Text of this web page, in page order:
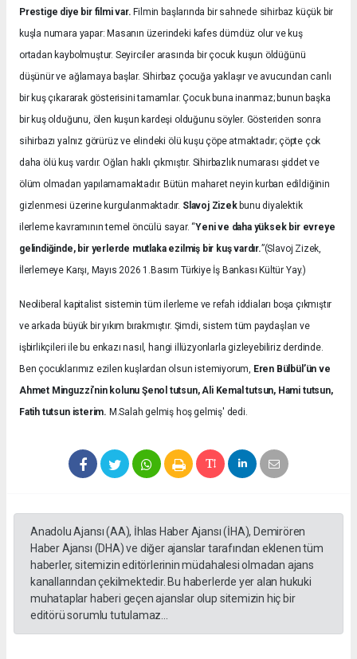
Prestige diye bir filmi var. Filmin başlarında bir sahnede sihirbaz küçük bir
kuşla numara yapar: Masanın üzerindeki kafes dümdüz olur ve kuş
ortadan kaybolmuştur. Seyirciler arasında bir çocuk kuşun öldüğünü
düşünür ve ağlamaya başlar. Sihirbaz çocuğa yaklaşır ve avucundan canlı
bir kuş çıkararak gösterisini tamamlar. Çocuk buna inanmaz; bunun başka
bir kuş olduğunu, ölen kuşun kardeşi olduğunu söyler. Gösteriden sonra
sihirbazı yalnız görürüz ve elindeki ölü kuşu çöpe atmaktadır; çöpte çok
daha ölü kuş vardır. Oğlan haklı çıkmıştır. Sihirbazlık numarası şiddet ve
ölüm olmadan yapılamamaktadır. Bütün maharet neyin kurban edildiğinin
gizlenmesi üzerine kurgulanmaktadır. Slavoj Zizekbunu diyalektik
ilerleme kavramının temel öncülü sayar. “Yeni ve daha yüksek bir evreye
gelindiğinde, bir yerlerde mutlaka ezilmiş bir kuş vardır.”(Slavoj Zizek,
İlerlemeye Karşı, Mayıs 2026 1.Basım Türkiye İş Bankası Kültür Yay.)
Neoliberal kapitalist sistemin tüm ilerleme ve refah iddiaları boşa çıkmıştır
ve arkada büyük bir yıkım bırakmıştır. Şimdi, sistem tüm paydaşları ve
işbirlikçileri ile bu enkazı nasıl, hangi illüzyonlarla gizleyebiliriz derdinde.
Ben çocuklarımız ezilen kuşlardan olsun istemiyorum, Eren Bülbül’ün ve
Ahmet Minguzzi’nin kolunu Şenol tutsun, Ali Kemal tutsun, Hami tutsun,
Fatih tutsun isterim. M.Salah gelmiş hoş gelmiş' dedi.
Anadolu Ajansı (AA), İhlas Haber Ajansı (İHA), Demirören
Haber Ajansı (DHA) ve diğer ajanslar tarafından eklenen tüm
haberler, sitemizin editörlerinin müdahalesi olmadan ajans
kanallarından çekilmektedir. Bu haberlerde yer alan hukuki
muhataplar haberi geçen ajanslar olup sitemizin hiç bir
editörü sorumlu tutulamaz...